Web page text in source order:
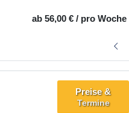
ab 56,00 € / pro Woche
Preise &
Termine